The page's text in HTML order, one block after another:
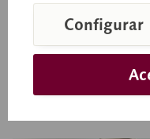
Configurar